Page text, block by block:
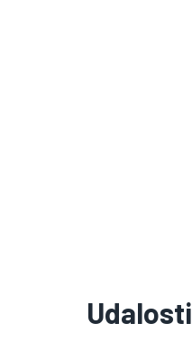
Udalosti